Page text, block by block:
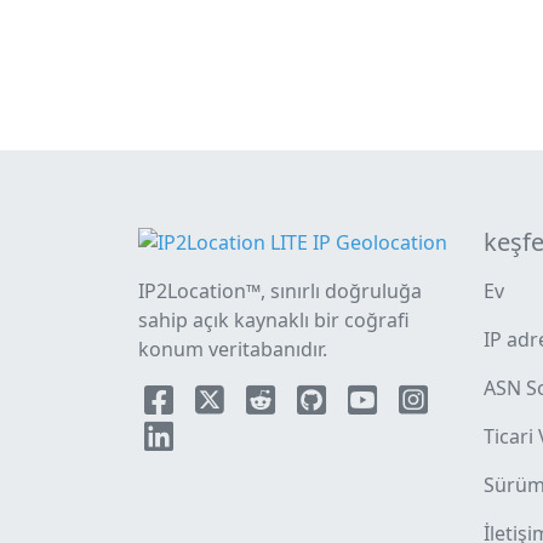
IP2Location™, sınırlı doğruluğa
sahip açık kaynaklı bir coğrafi
konum veritabanıdır.
Ev
IP
ASN
Ticari